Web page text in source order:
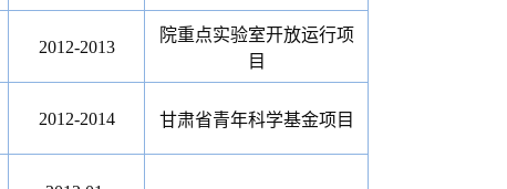
2012-2013
院重点实验室开放运行项
目
2012-2014 甘肃省青年科学基金项目